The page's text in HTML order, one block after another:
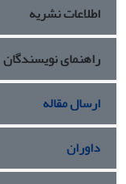
اطلاعات نشریه
راهنمای نویسندگان
ارسال مقاله
داوران